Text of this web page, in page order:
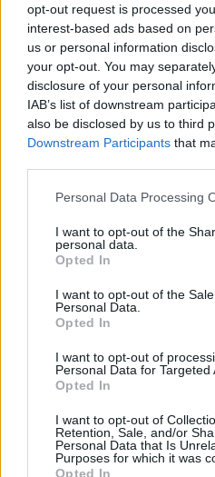
opt-out request is processed
interest-based ads based on
us or personal information
your opt-out. You may
disclosure of your personal
IAB’s list of downstream
also be disclosed by us to third
Downstream Participants that
Personal Data Processing
I want to opt-out of the
personal data.
Opted In
I want to opt-out of the
Personal Data.
Opted In
I want to opt-out of
Personal Data for Targeted
Opted In
I want to opt-out of
Retention, Sale, and/or
Personal Data that Is
Purposes for which it was
Opted In
Omatoimimatkat
Jos haluaa lähteä Puerto de
järjestetylle matkalle,
jälkeen heti majapaikka.
hyvissä ajoin etukäteen,
Siitä mitenGran Canarian
Majapaikan
Jos Puerto de Mogánissa
tapahtuu, on rannan [
hotellille.Hotellin lisäksi voi
huoneistohotellia, jossa voi
ravintoloissa ruokailu on
kaikkein terveellisintä. Eniten
illanviettopaikkoja on rannan
bussipysäkille ole pitkä
lomaileva on aika kaukana